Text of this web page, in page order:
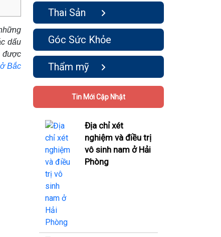
dấu
được
Bắc
Thai Sản
Góc Sức Khỏe
Thẩm mỹ
Tin Mới Cập Nhật
Địa chỉ xét
nghiệm và điều trị
vô sinh nam ở Hải
Phòng